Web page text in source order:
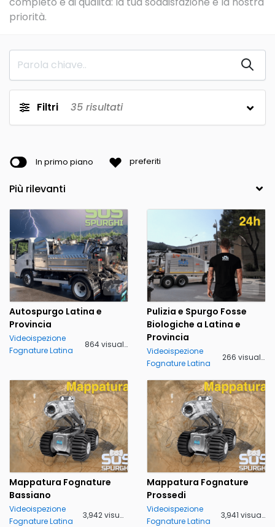
priorità.
Filtri 35 risultati
In primo piano preferiti
Autospurgo Latina e
Provincia
Videoispezione
Fognature Latina
864 visualizzazioni
Pulizia e Spurgo Fosse
Biologiche a Latina e
Provincia
Videoispezione
Fognature Latina
266 visualizzazioni
Mappatura Fognature
Bassiano
Videoispezione
Fognature Latina
3,942 visualizzazioni
Mappatura Fognature
Prossedi
Videoispezione
Fognature Latina
3,941 visualizzazioni